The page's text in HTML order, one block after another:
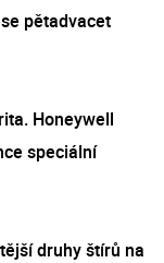
pětadvacet
Honeywell
speciální
druhy štírů na